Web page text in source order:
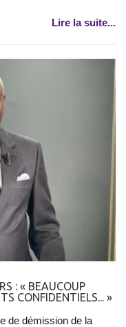
Lire la suite...
: « BEAUCOUP
CONFIDENTIELS... »
de démission de la